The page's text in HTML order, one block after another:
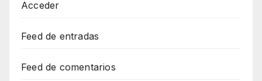
Acceder
Feed de entradas
Feed de comentarios